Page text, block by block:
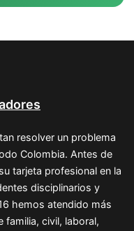
resolver un problema
Colombia. Antes de
tarjeta profesional en la
disciplinarios y
hemos atendido más
civil, laboral,